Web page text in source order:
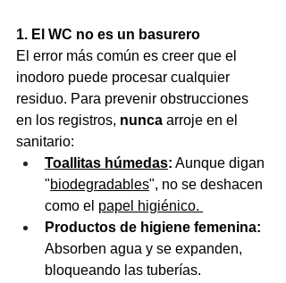
1. El WC no es un basurero
El error más común es creer que el
inodoro puede procesar cualquier
residuo. Para prevenir obstrucciones
en los registros, nunca arroje en el
sanitario:
Toallitas húmedas: Aunque digan
"biodegradables", no se deshacen
como el papel higiénico.
Productos de higiene femenina:
Absorben agua y se expanden,
bloqueando las tuberías.